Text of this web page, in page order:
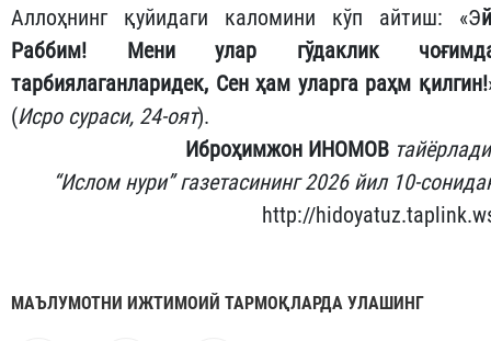
Аллоҳнинг қуйидаги каломини кўп айтиш: «Э
Раббим! Мени улар гўдаклик
тарбиялаганларидек, Сен ҳам уларга раҳм қилгин!
(Исро сураси, 24-оят).
Иброҳимжон ИНОМОВ
“Ислом нури” газетасининг 2026 йил 10-
http://
МАЪЛУМОТНИ ИЖТИМОИЙ ТАРМОҚЛАРДА УЛАШИНГ